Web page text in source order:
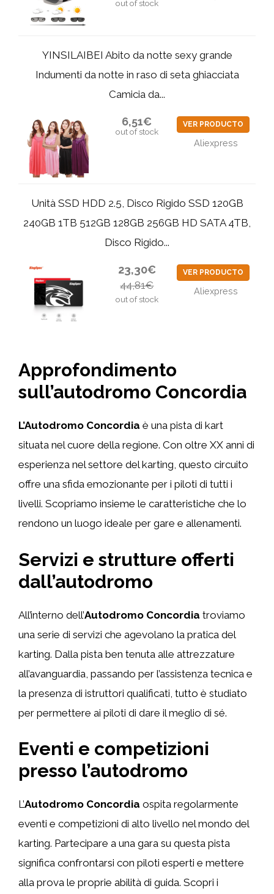
out of stock
YINSILAIBEI Abito da notte sexy grande
Indumenti da notte in raso di seta ghiacciata
Camicia da...
6,51€
out of stock
VER PRODUCTO
Aliexpress
Unità SSD HDD 2.5, Disco Rigido SSD 120GB
240GB 1TB 512GB 128GB 256GB HD SATA 4TB,
Disco Rigido...
23,30€
44,81€
out of stock
VER PRODUCTO
Aliexpress
Approfondimento
sull’autodromo Concordia
L’Autodromo Concordia è una pista di kart
situata nel cuore della regione. Con oltre XX anni di
esperienza nel settore del karting, questo circuito
offre una sfida emozionante per i piloti di tutti i
livelli. Scopriamo insieme le caratteristiche che lo
rendono un luogo ideale per gare e allenamenti.
Servizi e strutture offerti
dall’autodromo
All’interno dell’Autodromo Concordia troviamo
una serie di servizi che agevolano la pratica del
karting. Dalla pista ben tenuta alle attrezzature
all’avanguardia, passando per l’assistenza tecnica e
la presenza di istruttori qualificati, tutto è studiato
per permettere ai piloti di dare il meglio di sé.
Eventi e competizioni
presso l’autodromo
L’Autodromo Concordia ospita regolarmente
eventi e competizioni di alto livello nel mondo del
karting. Partecipare a una gara su questa pista
significa confrontarsi con piloti esperti e mettere
alla prova le proprie abilità di guida. Scopri i